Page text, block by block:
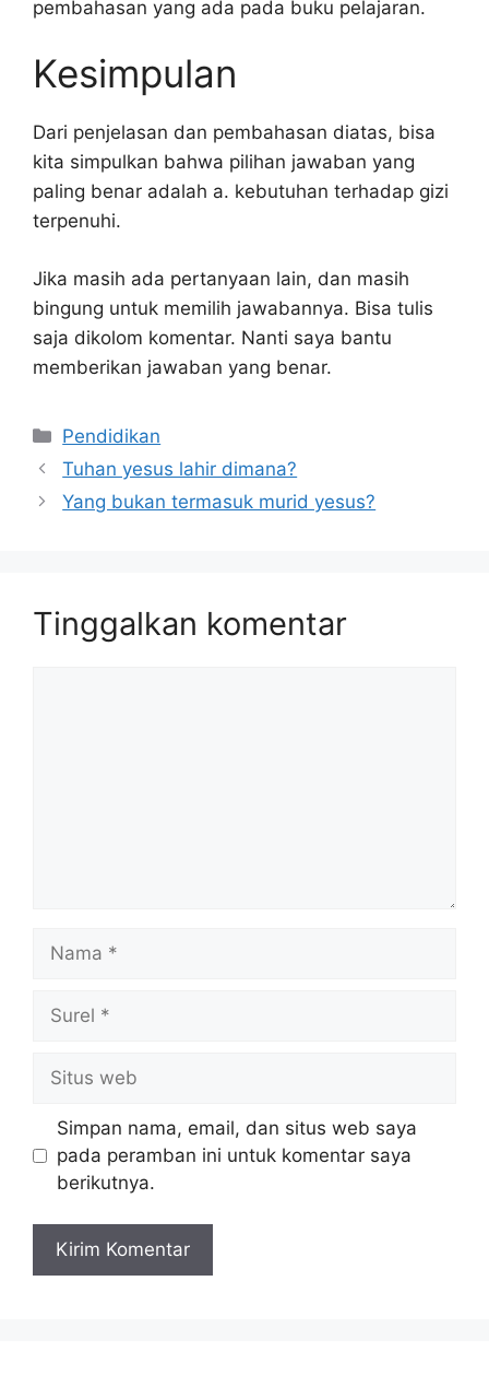
pembahasan yang ada pada buku pelajaran.
Kesimpulan
Dari penjelasan dan pembahasan diatas, bisa
kita simpulkan bahwa pilihan jawaban yang
paling benar adalah a. kebutuhan terhadap gizi
terpenuhi.
Jika masih ada pertanyaan lain, dan masih
bingung untuk memilih jawabannya. Bisa tulis
saja dikolom komentar. Nanti saya bantu
memberikan jawaban yang benar.
Kategori
Pendidikan
Tuhan yesus lahir dimana?
Yang bukan termasuk murid yesus?
Tinggalkan komentar
web
Simpan nama, email, dan situs web saya
pada peramban ini untuk komentar saya
berikutnya.